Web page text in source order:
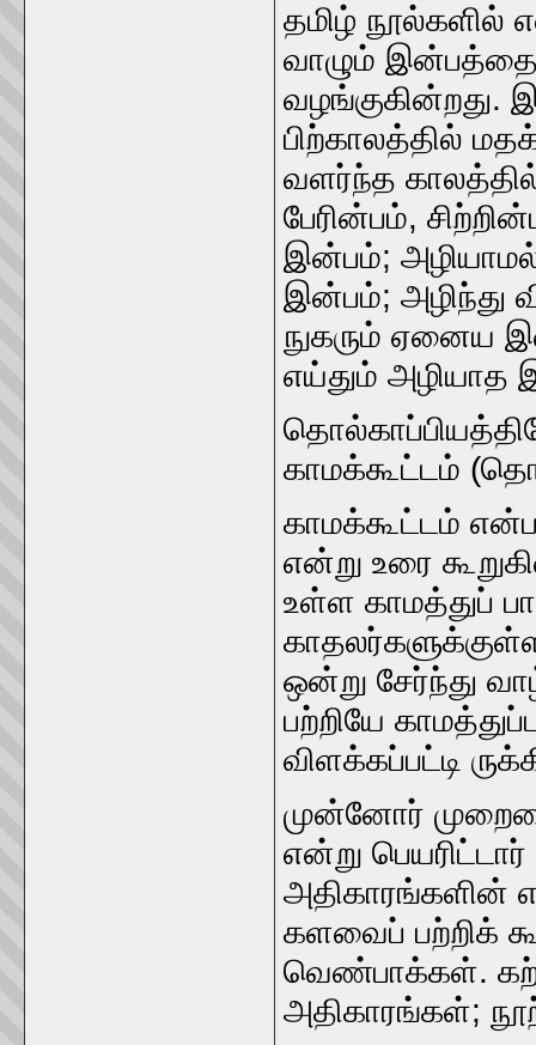
தமிழ்‌ நூல்களில்‌
வாழும்‌
வழங்குகின்றது.
பிற்காலத்தில்‌
வளர்ந்த
பேரின்பம்‌,
இன்பம்‌; அழியாமல்‌
இன்பம்‌; அழிந்து
நுகரும்‌ ஏனைய
எய்தும்‌ அழியாத
காமக்கூட்டம்‌
காமக்கூட்டம்‌
என்று உரை
உள்ள காமத்துப்‌
ஒன்று சேர்ந்து
பற்றியே
விளக்கப்பட்டி
முன்னோர்‌
என்று
அதிகாரங்களின்‌
களவைப்‌ பற்றிக்‌
வெண்பாக்கள்‌.
அதிகாரங்கள்‌;